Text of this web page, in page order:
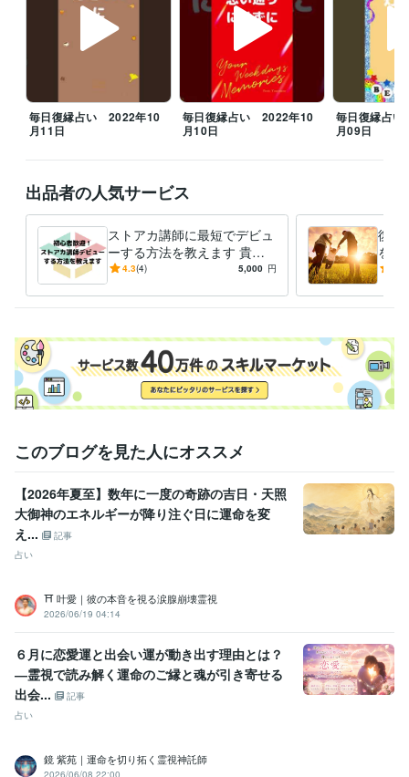
人生が変わる！開運風水講座 人生が変わる！ライフコーチ講座
開運
アドバイザーとしてワークショップ
九星気学初級講座　講師デビュ
資格・検定
九星気学鑑定士 取得年 : 2013年
タロットカード士 取得年 : 2018年
タロットリーディングマスター 取得年 : 2018年
第二種電気主任技術者 取得年 : 2018年
第一種電気主任技術者 取得年 : 2018年
2級電気工事施工管理技士
1級電気工事施工管理技士 取得年 : 2015年
普通自動車第一種運転免許 取得年 : 2003年
数秘術鑑定士 取得年 : 2018年
2級土木施工管理技士 取得年 : 2002年
得意分野
占い あなたの内なる響きを誠心誠意お伝えします
恋愛、不倫、復縁、
学歴
毎日復縁占い 2022年10
月11日
毎日復縁占い 2022年10
月10日
毎日復縁占
月09日
出品者の人気サービス
ストアカ講師に最短でデビュ
ーする方法を教えます 貴方
の好きがお金に代わる初心者
です
4.3(4) 5,000 円
復縁
を最
今ま
最終
このブログを見た人にオススメ
【2026年夏至】数年に一度の奇跡の吉日・天照
大御神のエネルギーが降り注ぐ日に運命を変
え...
記事
占い
⛩️ 叶愛｜彼の本音を視る涙腺崩壊霊視
2026/06/19 04:14
６月に恋愛運と出会い運が動き出す理由とは？
―霊視で読み解く運命のご縁と魂が引き寄せる
出会...
記事
占い
鏡 紫苑｜運命を切り拓く霊視神託師
2026/06/08 22:00